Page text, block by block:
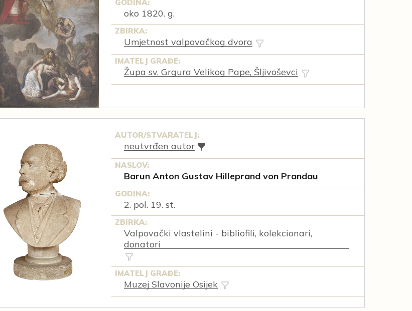
GODINA:
oko 1820. g.
ZBIRKA:
Umjetnost valpovačkog dvora
IMATELJ GRAĐE:
Župa sv. Grgura Velikog Pape, Šljivoševci
AUTOR/STVARATELJ:
neutvrđen autor
NASLOV:
Barun Anton Gustav Hilleprand von Prandau
GODINA:
2. pol. 19. st.
ZBIRKA:
Valpovački vlastelini - bibliofili, kolekcionari,
donatori
IMATELJ GRAĐE:
Muzej Slavonije Osijek